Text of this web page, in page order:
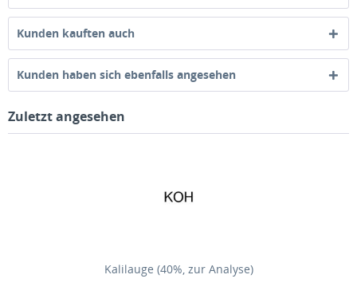
Kunden kauften auch
Kunden haben sich ebenfalls angesehen
Zuletzt angesehen
Kalilauge (40%, zur Analyse)